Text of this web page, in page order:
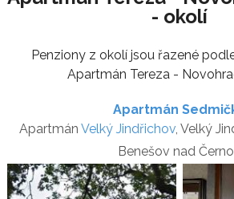
- okolí
Penziony z okolí jsou řazené
Apartmán Tereza -
Apartmán
Apartmán Velký Jindřichov , Velký
Benešov nad